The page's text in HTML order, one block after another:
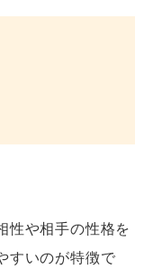
性や相手の性格を
すいのが特徴で